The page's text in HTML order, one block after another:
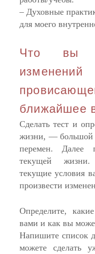
– Духовные
для моего
Что вы
ближайшее
Сделать тест и
жизни, — большой
перемен. Далее
текущей жизни.
текущие условия
произвести
Определите,
вами и как вы
Напишите список
можете сделать